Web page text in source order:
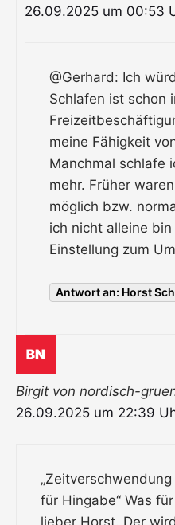
26.09.2025 um 00:53
@Gerhard: Ich
Schlafen ist schon
meine Fähigkeit
Manchmal schlafe
mehr. Früher
möglich bzw.
ich nicht alleine
Einstellung zum
Antwort an: Horst
Birgit von nordisch-
26.09.2025 um 22:39
für Hingabe“ Was
lieber Horst. Der